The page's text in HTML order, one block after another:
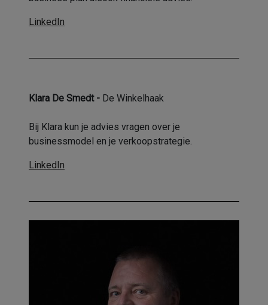
LinkedIn
Klara De Smedt - De Winkelhaak
Bij Klara kun je advies vragen over je
businessmodel en je verkoopstrategie.
LinkedIn